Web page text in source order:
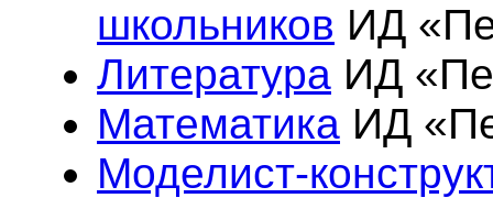
школьников ИД
Литература ИД
Математика ИД
Моделист-